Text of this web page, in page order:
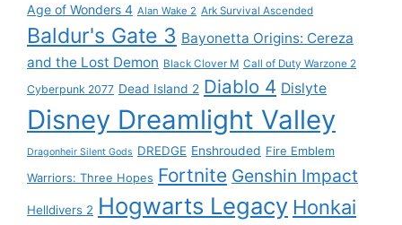
Age of Wonders 4 Alan Wake 2 Ark Survival Ascended
Baldur's Gate 3 Bayonetta Origins: Cereza
and the Lost Demon Black Clover M Call of Duty Warzone 2
Cyberpunk 2077 Dead Island 2 Diablo 4 Dislyte
Disney Dreamlight Valley
Dragonheir Silent Gods DREDGE Enshrouded Fire Emblem
Warriors: Three Hopes Fortnite Genshin Impact
Helldivers 2 Hogwarts Legacy Honkai